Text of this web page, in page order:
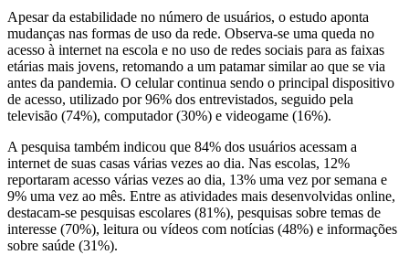
Apesar da estabilidade no número de usuários, o estudo aponta
mudanças nas formas de uso da rede. Observa-se uma queda no
acesso à internet na escola e no uso de redes sociais para as faixas
etárias mais jovens, retomando a um patamar similar ao que se via
antes da pandemia. O celular continua sendo o principal dispositivo
de acesso, utilizado por 96% dos entrevistados, seguido pela
televisão (74%), computador (30%) e videogame (16%).
A pesquisa também indicou que 84% dos usuários acessam a
internet de suas casas várias vezes ao dia. Nas escolas, 12%
reportaram acesso várias vezes ao dia, 13% uma vez por semana e
9% uma vez ao mês. Entre as atividades mais desenvolvidas online,
destacam-se pesquisas escolares (81%), pesquisas sobre temas de
interesse (70%), leitura ou vídeos com notícias (48%) e informações
sobre saúde (31%).